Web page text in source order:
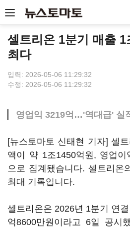
셀트리온 1분기 매출
최다
입력: 2026-05-06 11:29:32
수정: 2026-05-06 11:29:32
영업익 3219억…'역대급' 실
[뉴스토마토 신태현 기자] 셀
액이 약 1조1450억원, 영업이
으로 집계됐습니다. 셀트리온
최대 기록입니다.
셀트리온은 2026년 1분기 연
억8600만원이라고 6일 공시